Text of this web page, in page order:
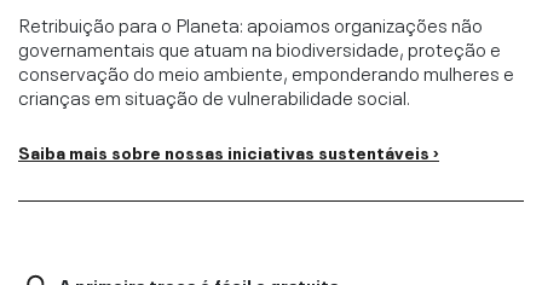
Retribuição para o Planeta: apoiamos organizações não
governamentais que atuam na biodiversidade, proteção e
conservação do meio ambiente, emponderando mulheres e
crianças em situação de vulnerabilidade social.
Saiba mais sobre nossas iniciativas sustentáveis ›